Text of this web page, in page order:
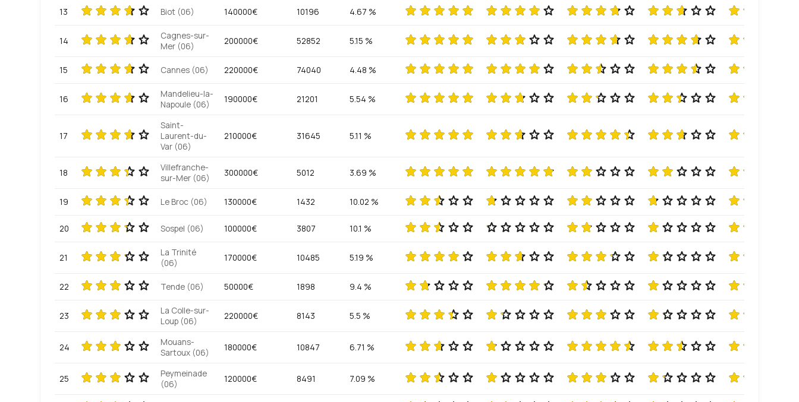
13 Biot (06) 140000€ 10196 4.67 %
14
Cagnes-sur-
Mer (06)
200000€ 52852 5.15 %
15 Cannes (06) 220000€ 74040 4.48 %
16
Mandelieu-la-
Napoule (06)
190000€ 21201 5.54 %
17
Saint-
Laurent-du-
Var (06)
210000€ 31645 5.11 %
18
Villefranche-
sur-Mer (06)
300000€ 5012 3.69 %
19 Le Broc (06) 130000€ 1432 10.02 %
20 Sospel (06) 100000€ 3807 10.1 %
21
La Trinité
(06)
170000€ 10485 5.19 %
22 Tende (06) 50000€ 1898 9.4 %
23
La Colle-sur-
Loup (06)
220000€ 8143 5.5 %
24
Mouans-
Sartoux (06)
180000€ 10847 6.71 %
25
Peymeinade
(06)
120000€ 8491 7.09 %